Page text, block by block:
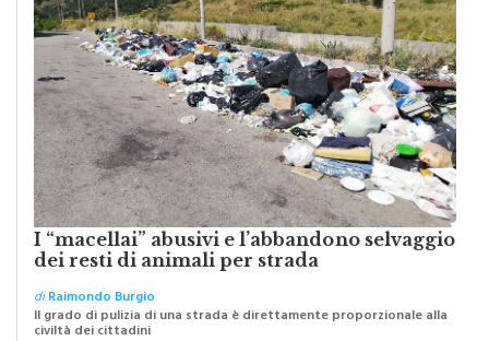
I “macellai” abusivi e l’abbandono selvaggio
dei resti di animali per strada
diRaimondo Burgio